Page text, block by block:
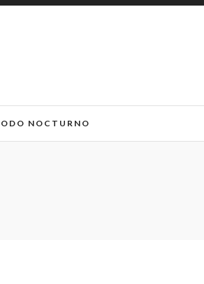
NOCTURNO